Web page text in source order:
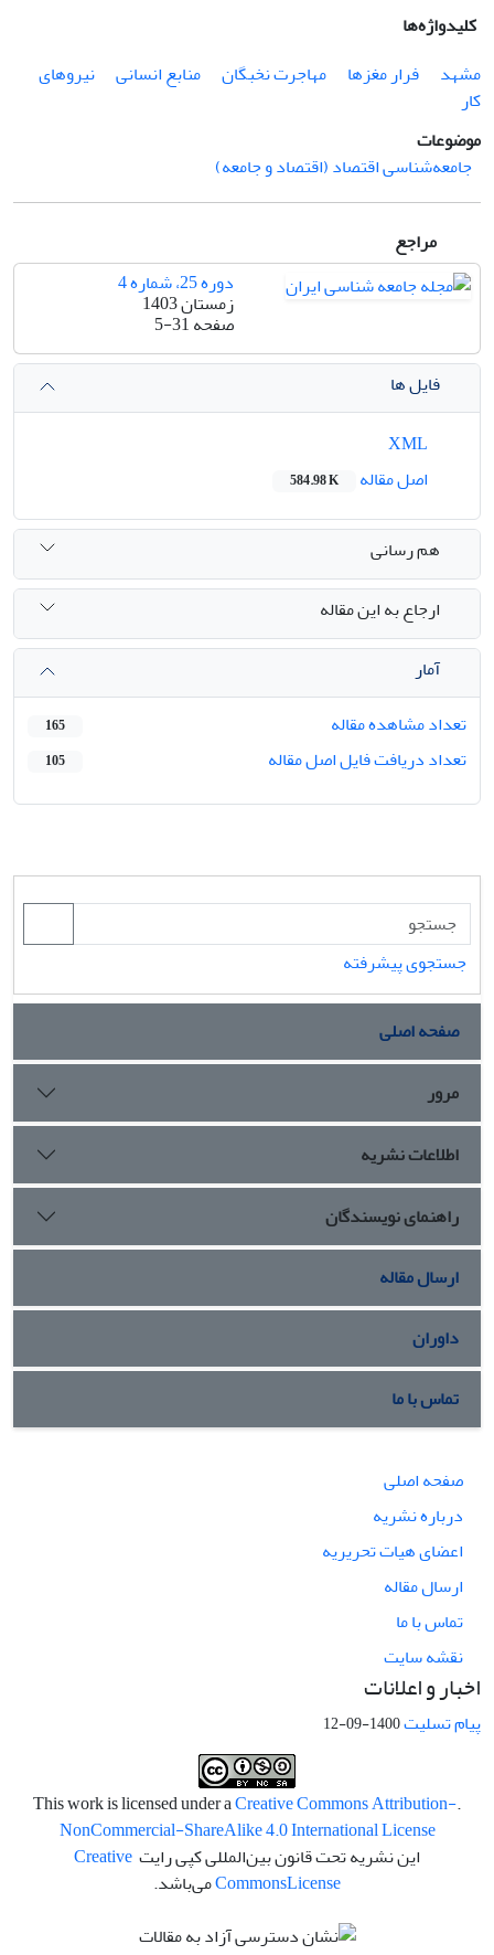
کلیدواژه‌ها
مشهد
فرار مغزها مهاجرت نخبگان منابع انسانی
نیروهای
کار
موضوعات
جامعه‌شناسی اقتصاد (اقتصاد و جامعه)
مراجع
دوره 25، شماره 4
زمستان 1403
صفحه5-31
فایل ها
اصل مقاله
584.98 K
هم رسانی
ارجاع به این مقاله
آمار
تعداد مشاهده مقاله
165
تعداد دریافت فایل اصل مقاله 105
جستجوی پیشرفته
صفحه اصلی
مرور
اطلاعات نشریه
راهنمای نویسندگان
ارسال مقاله
داوران
تماس با ما
صفحه اصلی
درباره نشریه
اعضای هیات تحریریه
ارسال مقاله
تماس با ما
نقشه سایت
اخبار و اعلانات
پیام تسلیت1400-09-12
.This work is licensed under a
Creative Commons Attribution-
NonCommercial-ShareAlike 4.0 International License
این نشریه تحت قانون بین‌المللی کپی رایت Creative
CommonsLicense می‌باشد.